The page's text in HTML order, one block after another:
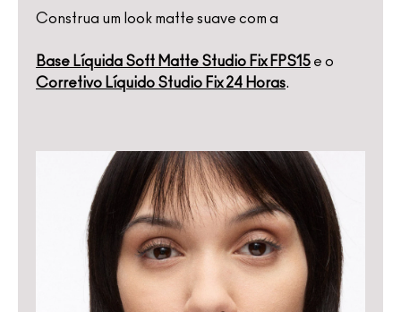
Construa um look matte suave com a
Base Líquida Soft Matte Studio Fix FPS15 e o
Corretivo Líquido Studio Fix 24 Horas.